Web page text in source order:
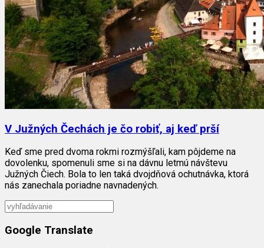
V Južných Čechách je čo robiť, aj keď prší
Keď sme pred dvoma rokmi rozmýšľali, kam pôjdeme na
dovolenku, spomenuli sme si na dávnu letmú návštevu
Južných Čiech. Bola to len taká dvojdňová ochutnávka, ktorá
nás zanechala poriadne navnadených.
Google Translate